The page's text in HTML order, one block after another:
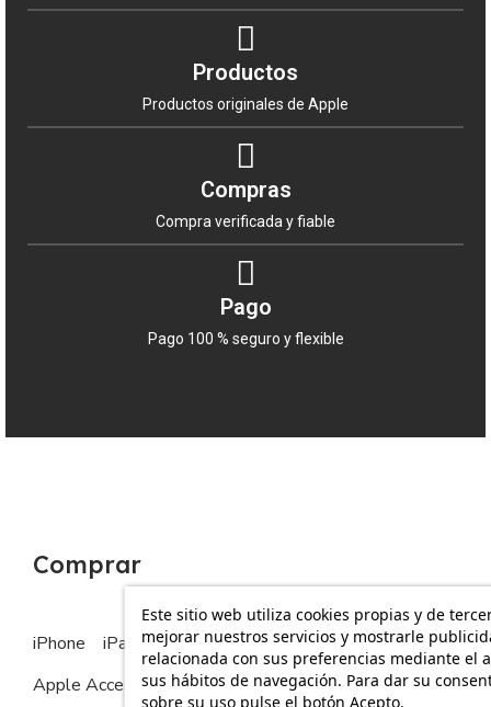
Productos
Productos originales de Apple
Compras
Compra verificada y fiable
Pago
Pago 100 % seguro y flexible
Este sitio web utiliza cookies propias y de
mejorar nuestros servicios y mostrarle
relacionada con sus preferencias mediante el
sus hábitos de navegación. Para dar su
sobre su uso pulse el botón Acepto.
Comprar
iPhone iPad MacBook
Apple Watch
Apple Accesorios